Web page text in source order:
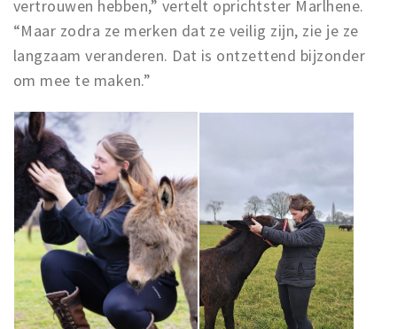
vertrouwen hebben,” vertelt oprichtster Marlhene.
“Maar zodra ze merken dat ze veilig zijn, zie je ze
langzaam veranderen. Dat is ontzettend bijzonder
om mee te maken.”